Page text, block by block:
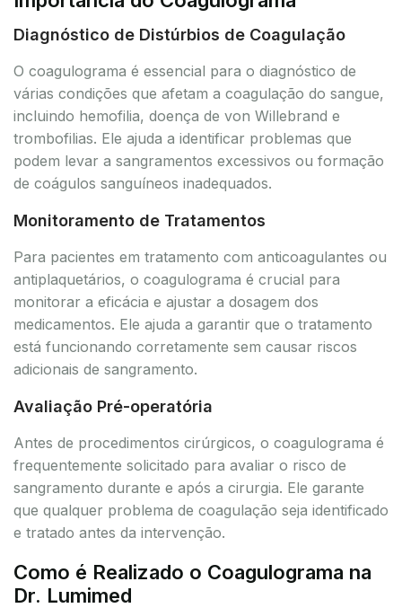
Diagnóstico de Distúrbios de Coagulação
O coagulograma é essencial para o diagnóstico de
várias condições que afetam a coagulação do sangue,
incluindo hemofilia, doença de von Willebrand e
trombofilias. Ele ajuda a identificar problemas que
podem levar a sangramentos excessivos ou formação
de coágulos sanguíneos inadequados.
Monitoramento de Tratamentos
Para pacientes em tratamento com anticoagulantes ou
antiplaquetários, o coagulograma é crucial para
monitorar a eficácia e ajustar a dosagem dos
medicamentos. Ele ajuda a garantir que o tratamento
está funcionando corretamente sem causar riscos
adicionais de sangramento.
Avaliação Pré-operatória
Antes de procedimentos cirúrgicos, o coagulograma é
frequentemente solicitado para avaliar o risco de
sangramento durante e após a cirurgia. Ele garante
que qualquer problema de coagulação seja identificado
e tratado antes da intervenção.
Como é Realizado o Coagulograma na
Dr. Lumimed